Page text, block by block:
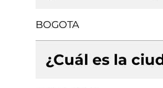
BOGOTA
¿Cuál es la